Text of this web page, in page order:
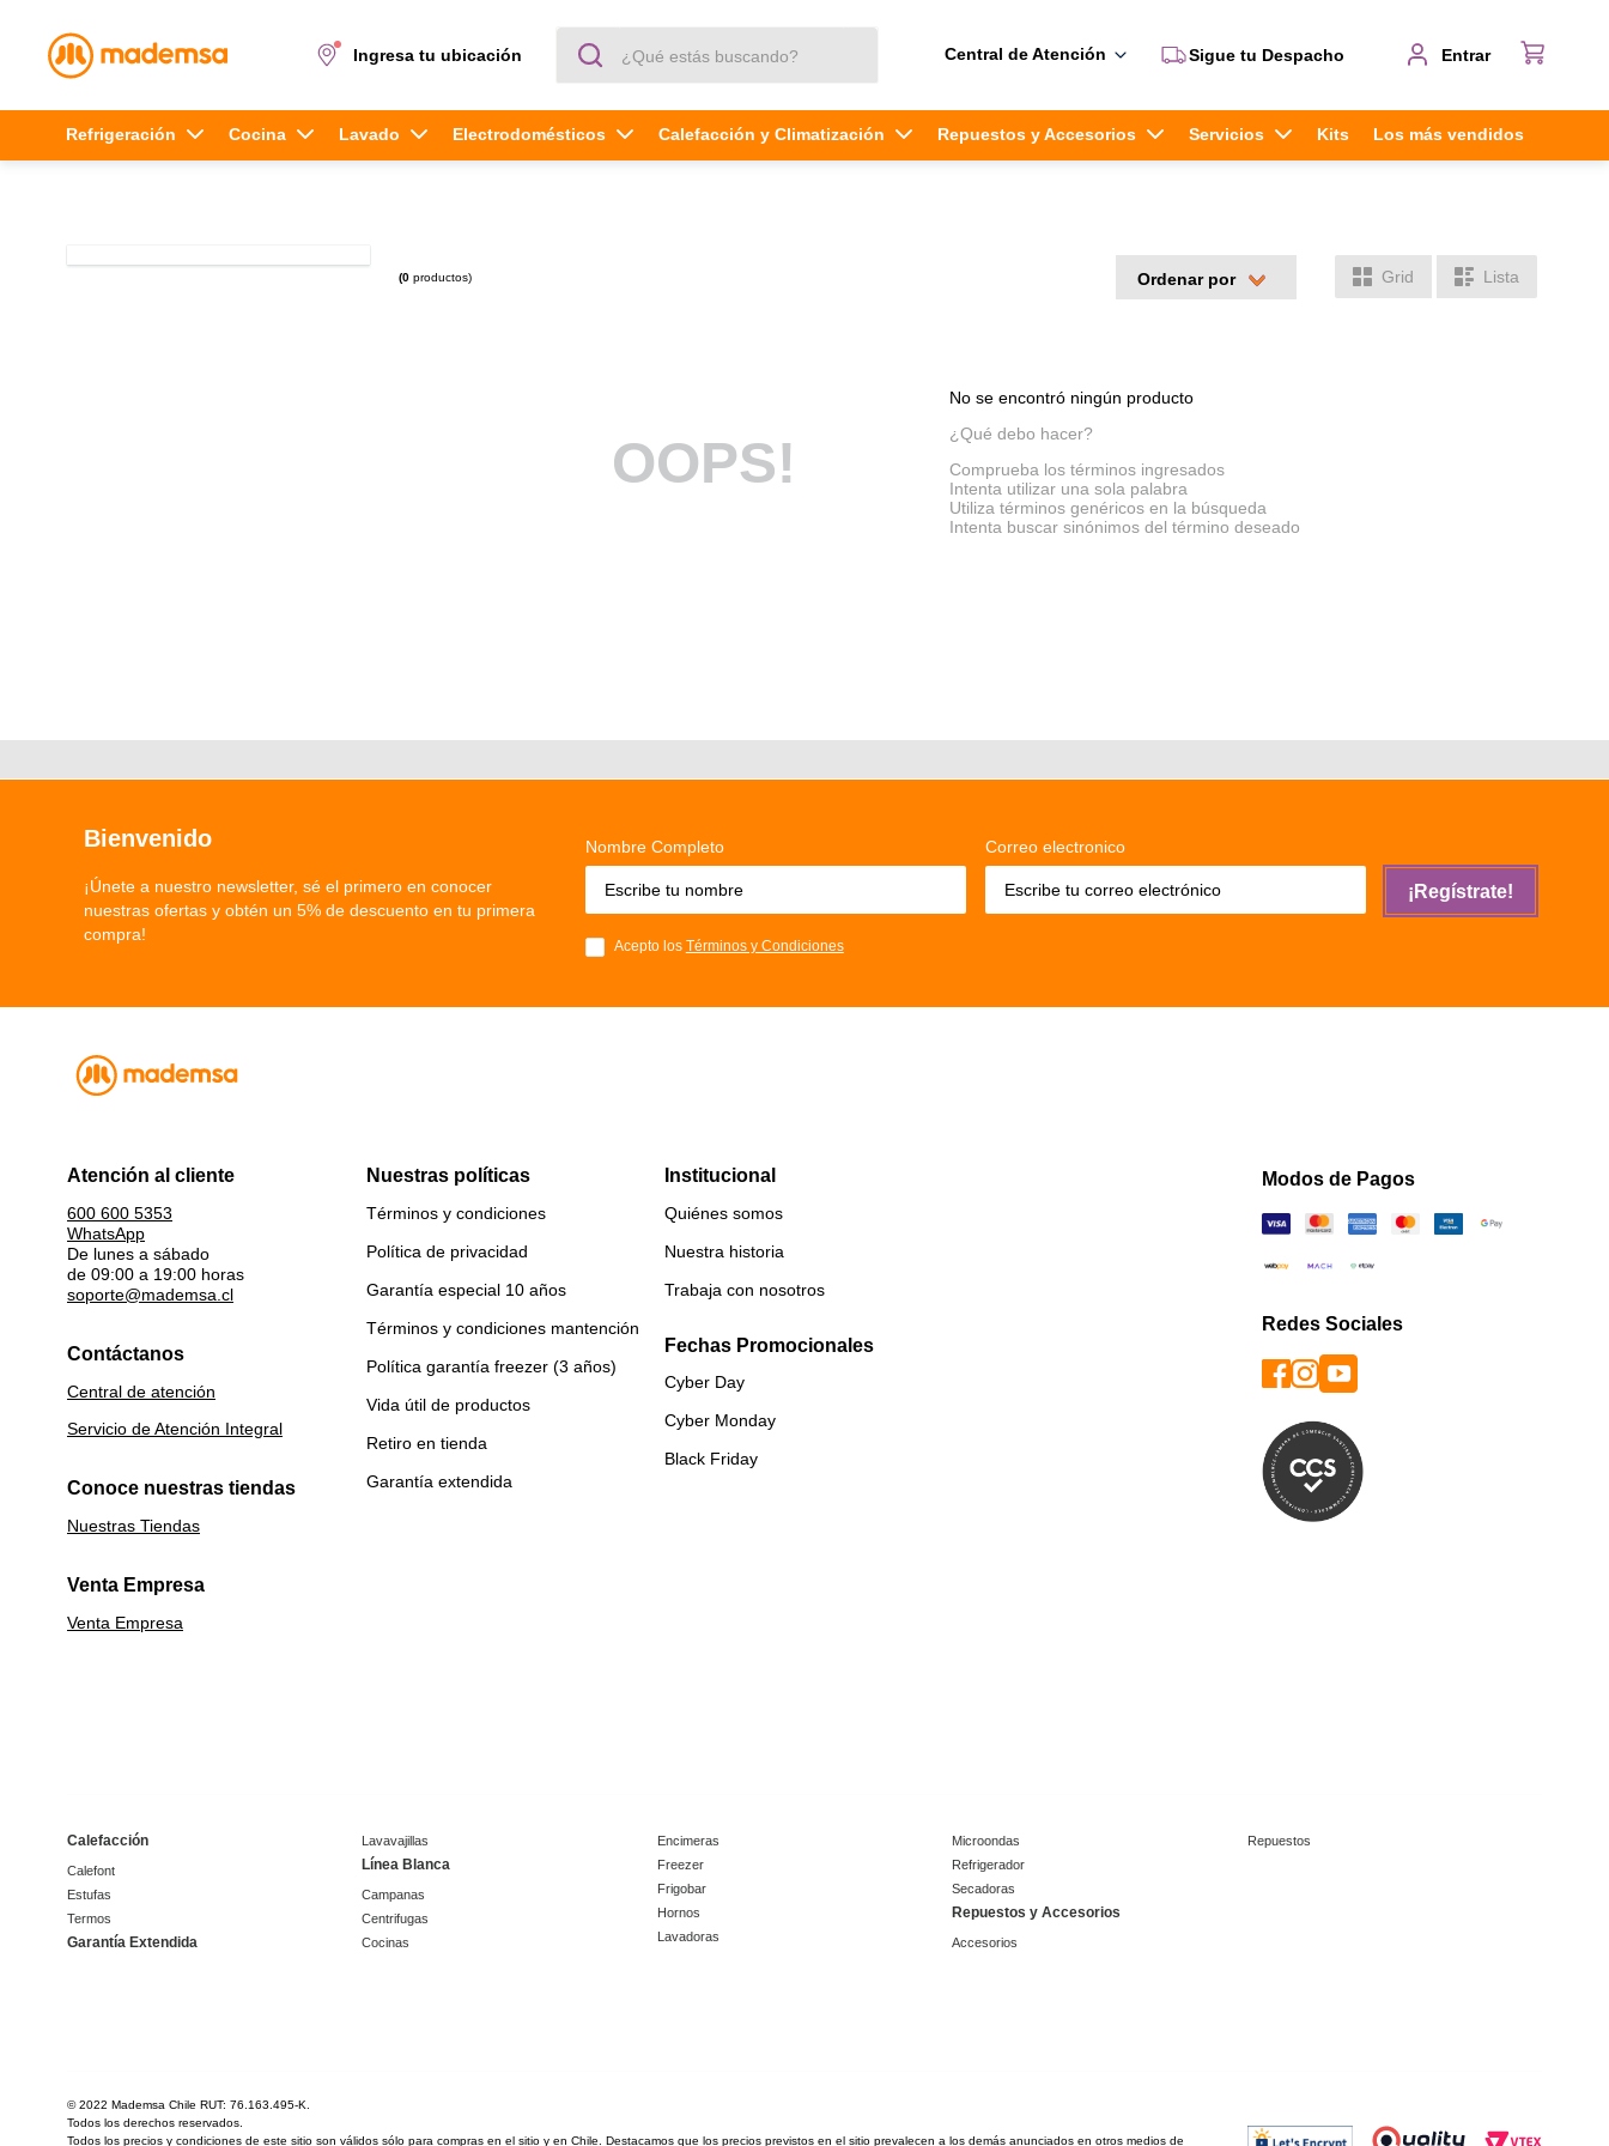
Ingresa tu ubicación
Términos más buscados
Central de Atención Sigue tu Despacho Entrar
Refrigeración Cocina Lavado Electrodomésticos Calefacción y Climatización Repuestos y Accesorios Servicios Kits Los más vendidos
0 productos Grid Lista
OOPS!
No se encontró ningún producto
¿Qué debo hacer?
Comprueba los términos ingresados
Intenta utilizar una sola palabra
Utiliza términos genéricos en la búsqueda
Intenta buscar sinónimos del término deseado
Bienvenido
¡Únete a nuestro newsletter, sé el primero en conocer
nuestras ofertas y obtén un 5% de descuento en tu primera
compra!
Nombre Completo Correo electronico
Acepto los Términos y Condiciones
¡Regístrate!
Atención al cliente
600 600 5353
WhatsApp
De lunes a sábado
de 09:00 a 19:00 horas
soporte@mademsa.cl
Contáctanos
Central de atención
Servicio de Atención Integral
Conoce nuestras tiendas
Nuestras Tiendas
Venta Empresa
Venta Empresa
Nuestras políticas
Términos y condiciones
Política de privacidad
Garantía especial 10 años
Términos y condiciones mantención
Política garantía freezer (3 años)
Vida útil de productos
Retiro en tienda
Garantía extendida
Institucional
Quiénes somos
Nuestra historia
Trabaja con nosotros
Fechas Promocionales
Cyber Day
Cyber Monday
Black Friday
Modos de Pagos
Redes Sociales
Calefacción
Calefont
Estufas
Termos
Garantía Extendida
Lavavajillas
Línea Blanca
Campanas
Centrifugas
Cocinas
Encimeras
Freezer
Frigobar
Hornos
Lavadoras
Microondas
Refrigerador
Secadoras
Repuestos y Accesorios
Accesorios
Repuestos
© 2022 Mademsa Chile RUT: 76.163.495-K.
Todos los derechos reservados.
Todos los precios y condiciones de este sitio son válidos sólo para compras en el sitio y en Chile. Destacamos que los precios previstos en el sitio prevalecen a los demás anunciados en otros medios de